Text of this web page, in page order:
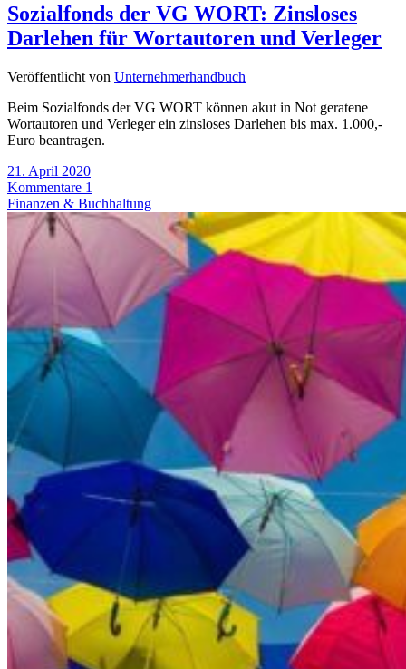
Sozialfonds der VG WORT: Zinsloses
Darlehen für Wortautoren und Verleger
Veröffentlicht von Unternehmerhandbuch
Beim Sozialfonds der VG WORT können akut in Not geratene
Wortautoren und Verleger ein zinsloses Darlehen bis max. 1.000,-
Euro beantragen.
21. April 2020
Kommentare 1
Finanzen & Buchhaltung